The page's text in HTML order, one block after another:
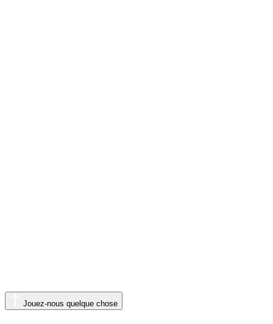
Jouez-nous quelque chose